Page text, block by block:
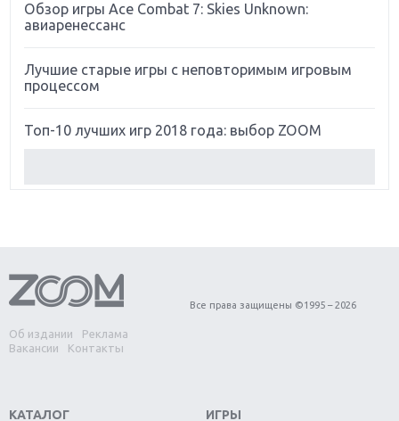
Обзор игры Ace Combat 7: Skies Unknown:
авиаренессанс
Лучшие старые игры с неповторимым игровым
процессом
Топ-10 лучших игр 2018 года: выбор ZOOM
Обзор игры Forza Horizon 4: вершина эволюции
Две важных новинки для консолей: Spider-Man и
Divinity Original Sin 2
Switch
Об издании
Реклама
Вакансии
Контакты
Все права защищены ©1995 – 2026
КАТАЛОГ ИГРЫ